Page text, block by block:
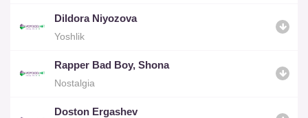
Dildora Niyozova
Yoshlik
Rapper Bad Boy, Shona
Nostalgia
Doston Ergashev